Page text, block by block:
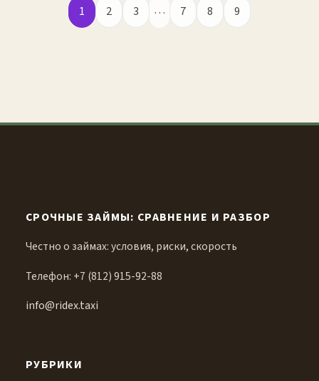
1 2 3 … 7 8 9
СРОЧНЫЕ ЗАЙМЫ: СРАВНЕНИЕ И РАЗБОР
Честно о займах: условия, риски, скорость
Телефон: +7 (812) 915-92-88
info@ridex.taxi
РУБРИКИ